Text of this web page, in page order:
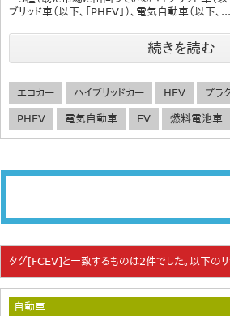
ブリッド車（以下、「PHEV」）、電気自動車（以下、...
続きを読む
エコカー ハイブリッドカー HEV プラ
PHEV 電気自動車 EV 燃料電池車
タグ[FCEV]と一致するものは2件でした。以下の
自動車